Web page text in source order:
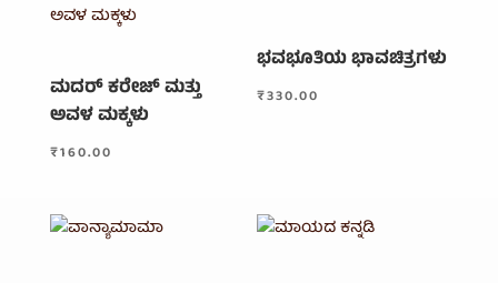
ಮದರ್ ಕರೇಜ್ ಮತ್ತು
ಅವಳ ಮಕ್ಕಳು
₹160.00
ಭವಭೂತಿಯ ಭಾವಚಿತ್ರಗಳು
₹330.00